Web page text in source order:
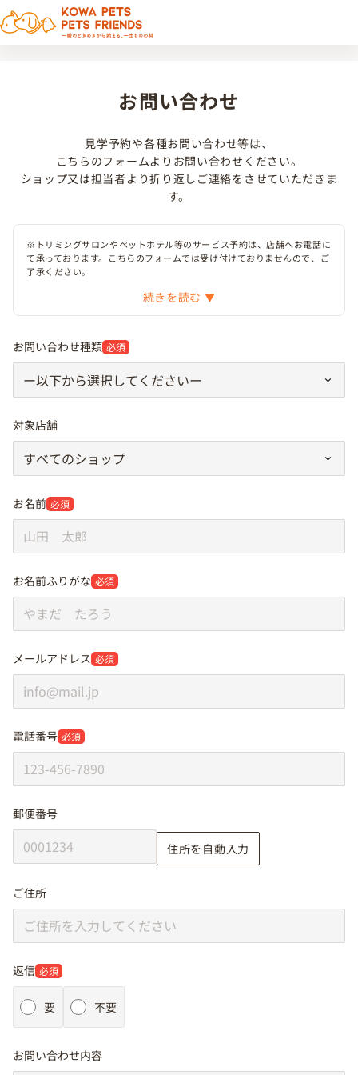
お問い合わせ
見学予約や各種お問い合わせ等は、
こちらのフォームよりお問い合わせください。
ショップ又は担当者より折り返しご連絡をさせていただきま
す。
※トリミングサロンやペットホテル等のサービス予約は、店舗へお電話に
て承っております。こちらのフォームでは受け付けておりませんので、ご
了承ください。
続きを読む
お問い合わせ種類 必須
対象店舗
お名前 必須
お名前ふりがな 必須
メールアドレス 必須
電話番号 必須
郵便番号
住所を自動入力
ご住所
返信 必須
要 不要
お問い合わせ内容